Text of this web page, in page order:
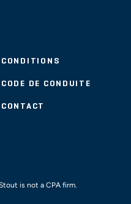
CONDITIONS
CODE DE CONDUITE
CONTACT
is not a CPA firm.